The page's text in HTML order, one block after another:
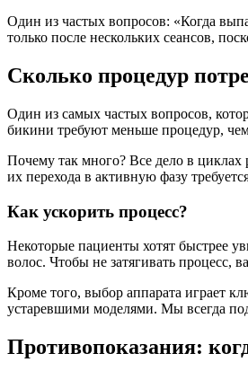
Один из частых вопросов: «Когда
только после нескольких сеансов,
Сколько процедур
Один из самых частых вопросов,
бикини требуют меньше процедур,
Почему так много? Все дело в циклах
их перехода в активную фазу
Как ускорить процесс?
Некоторые пациенты хотят быстрее
волос. Чтобы не затягивать
Кроме того, выбор аппарата играет
устаревшими моделями. Мы всегда
Противопоказания: